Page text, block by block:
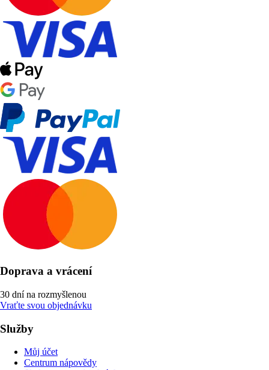
Doprava a vrácení
30 dní na rozmyšlenou
Vraťte svou objednávku
Služby
Můj účet
Centrum nápovědy